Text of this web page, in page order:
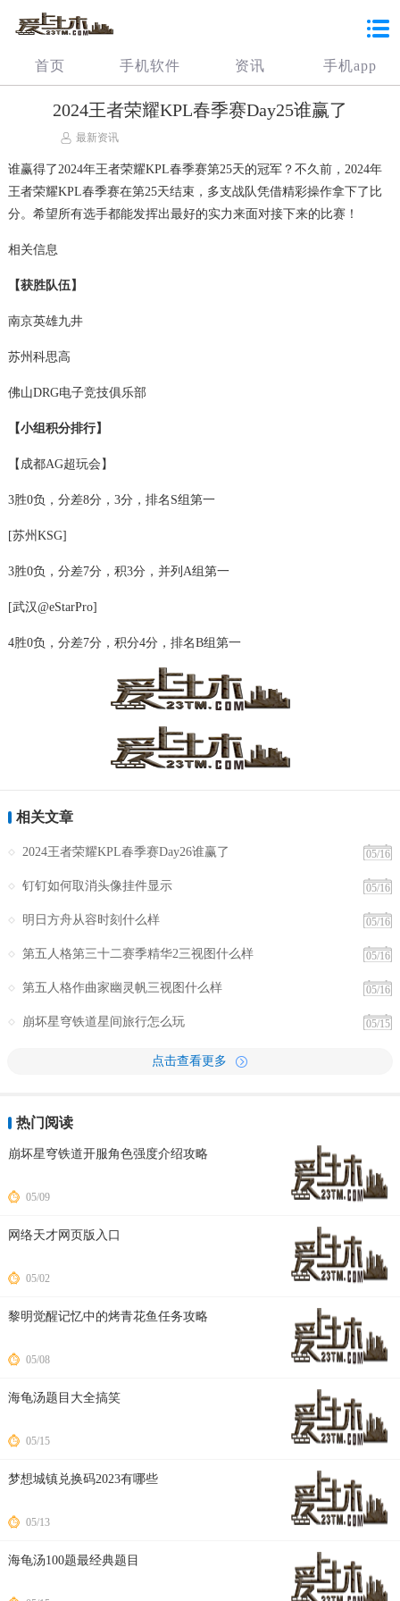
首页 手机软件 资讯 手机app
2024王者荣耀KPL春季赛Day25谁赢了
最新资讯
谁赢得了2024年王者荣耀KPL春季赛第25天的冠军？不久前，2024年
王者荣耀KPL春季赛在第25天结束，多支战队凭借精彩操作拿下了比
分。希望所有选手都能发挥出最好的实力来面对接下来的比赛！
相关信息
【获胜队伍】
南京英雄九井
苏州科思高
佛山DRG电子竞技俱乐部
【小组积分排行】
【成都AG超玩会】
3胜0负，分差8分，3分，排名S组第一
[苏州KSG]
3胜0负，分差7分，积3分，并列A组第一
[武汉@eStarPro]
4胜0负，分差7分，积分4分，排名B组第一
相关文章
05/16
2024王者荣耀KPL春季赛Day26谁赢了
05/16
钉钉如何取消头像挂件显示
05/16
明日方舟从容时刻什么样
05/16
第五人格第三十二赛季精华2三视图什么样
05/16
第五人格作曲家幽灵帆三视图什么样
05/15
崩坏星穹铁道星间旅行怎么玩
点击查看更多
热门阅读
崩坏星穹铁道开服角色强度介绍攻略
05/09
网络天才网页版入口
05/02
黎明觉醒记忆中的烤青花鱼任务攻略
05/08
海龟汤题目大全搞笑
05/15
梦想城镇兑换码2023有哪些
05/13
海龟汤100题最经典题目